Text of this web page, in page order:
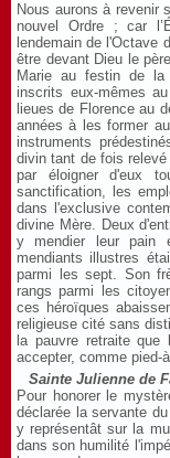
Nous aurons à revenir
nouvel Ordre ; car
lendemain de l'Octave
être devant Dieu le
Marie au festin de la
inscrits eux-mêmes
lieues de Florence au
années à les former
instruments
divin tant de fois
par éloigner d'eux
sanctification, les
dans l'exclusive
divine Mère. Deux
y mendier leur pain
mendiants illustres
parmi les sept. Son
rangs parmi les
ces héroïques
religieuse cité sans
la pauvre retraite
accepter, comme pied-
Sainte Julienne de
Pour honorer le
déclarée la servante
y représentât sur la
dans son humilité